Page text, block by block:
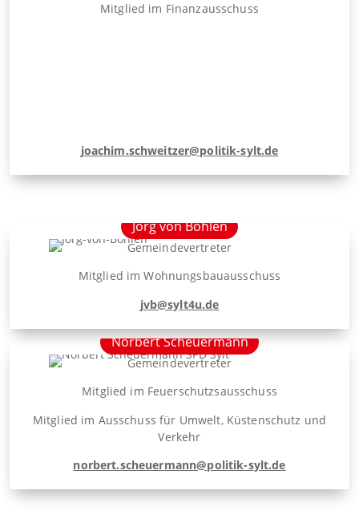
Mitglied im Finanzausschuss
joachim.schweitzer@politik-sylt.de
Jörg von Böhlen
Gemeindevertreter
Mitglied im Wohnungsbauausschuss
jvb@sylt4u.de
Norbert Scheuermann
Gemeindevertreter
Mitglied im Feuerschutzsausschuss
Mitglied im Ausschuss für Umwelt, Küstenschutz und
Verkehr
norbert.scheuermann@politik-sylt.de